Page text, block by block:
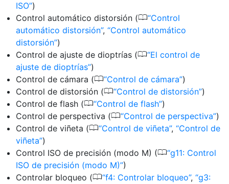
ISO )
Control automático distorsión (0 Control
automático distorsión ,
Control automático
distorsión )
Control de ajuste de dioptrías (0 El control de
ajuste de dioptrías )
Control de cámara (0 Control de cámara )
Control de distorsión (0 Control de distorsión )
Control de flash (0 Control de flash )
Control de perspectiva (0 Control de perspectiva )
Control de viñeta (0 Control de viñeta ,
Control de
viñeta )
Control ISO de precisión (modo M) (0 g11: Control
ISO de precisión (modo M) )
Controlar bloqueo (0 f4: Controlar bloqueo , g3: